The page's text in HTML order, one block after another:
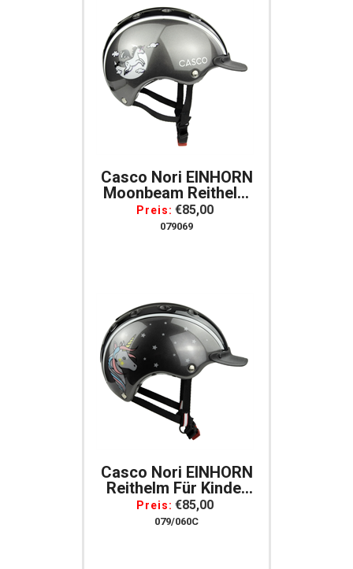
Casco Nori EINHORN
Moonbeam Reithelm
Für Kinder Gr. XS =
50-52 Schwarz/grau
Preis: €85,00
079069
Casco Nori EINHORN
Reithelm Für Kinder
Gr. S = 52-56
Schwarz/grau
Preis: €85,00
079/060C